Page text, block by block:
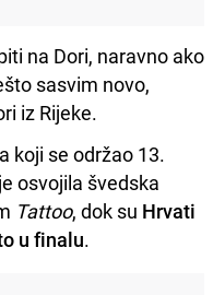
na Dori, naravno ako
sasvim novo,
iz Rijeke.
koji se održao 13.
osvojila švedska
Tattoo, dok su Hrvati
u finalu.